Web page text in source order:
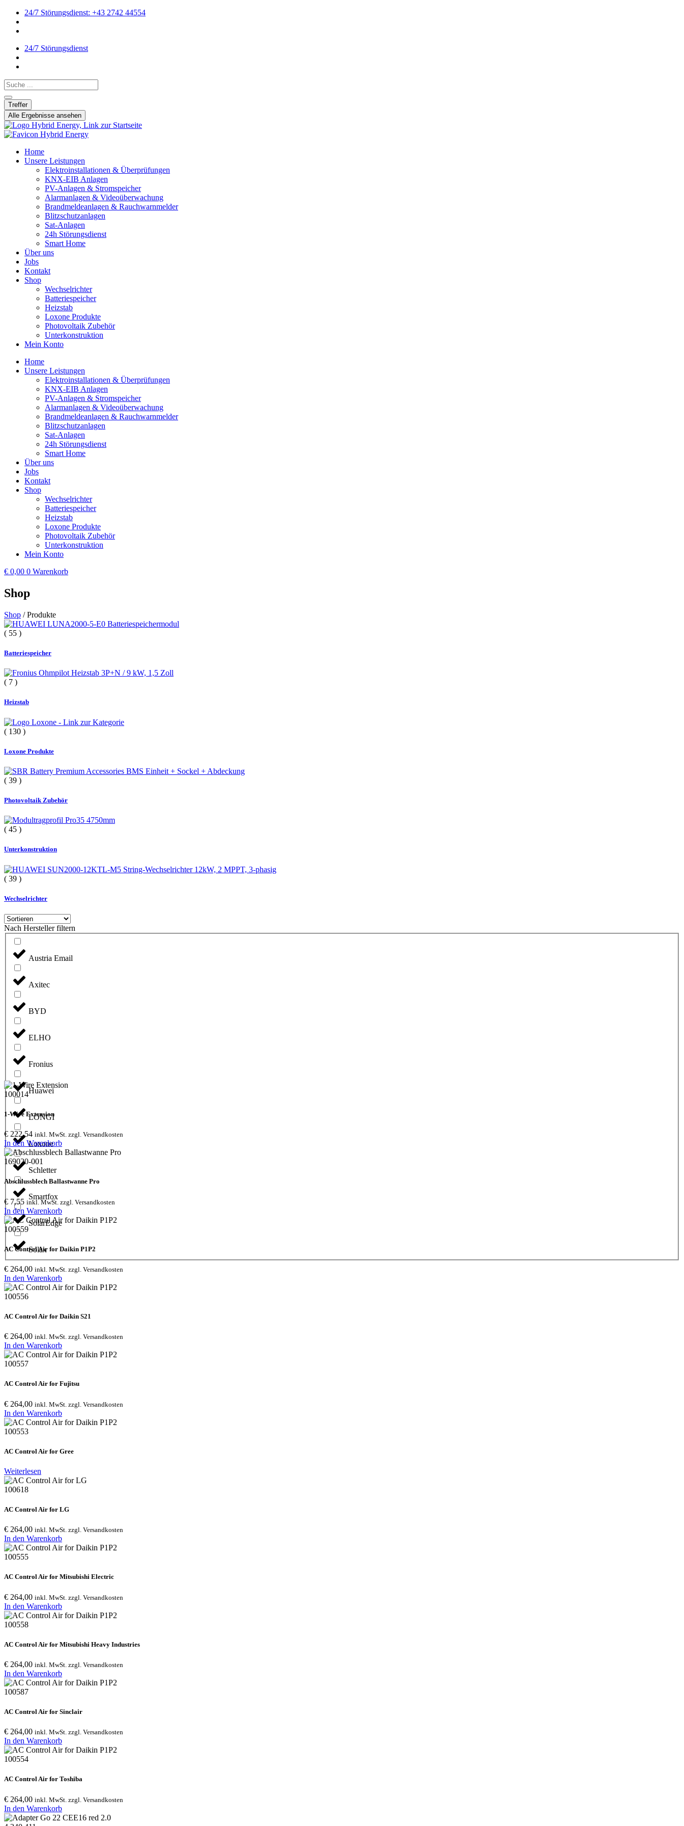
24/7 Störungsdienst: +43 2742 44554
24/7 Störungsdienst
Search ...
Treffer
Alle Ergebnisse ansehen
Home
Unsere Leistungen
Elektroinstallationen & Überprüfungen
KNX-EIB Anlagen
PV-Anlagen & Stromspeicher
Alarmanlagen & Videoüberwachung
Brandmeldeanlagen & Rauchwarnmelder
Blitzschutzanlagen
Sat-Anlagen
24h Störungsdienst
Smart Home
Über uns
Jobs
Kontakt
Shop
Wechselrichter
Batteriespeicher
Heizstab
Loxone Produkte
Photovoltaik Zubehör
Unterkonstruktion
Mein Konto
Home
Unsere Leistungen
Elektroinstallationen & Überprüfungen
KNX-EIB Anlagen
PV-Anlagen & Stromspeicher
Alarmanlagen & Videoüberwachung
Brandmeldeanlagen & Rauchwarnmelder
Blitzschutzanlagen
Sat-Anlagen
24h Störungsdienst
Smart Home
Über uns
Jobs
Kontakt
Shop
Wechselrichter
Batteriespeicher
Heizstab
Loxone Produkte
Photovoltaik Zubehör
Unterkonstruktion
Mein Konto
€ 0,00 0 Warenkorb
Shop
Shop / Produkte
( 55 )
Batteriespeicher
( 7 )
Heizstab
( 130 )
Loxone Produkte
( 39 )
Photovoltaik Zubehör
( 45 )
Unterkonstruktion
( 39 )
Wechselrichter
Nach Hersteller filtern
Austria Email
Axitec
BYD
ELHO
Fronius
Huawei
LONGI
Loxone
Schletter
Smartfox
SolarEdge
Solax
100014
1-Wire Extension
€ 222,54 inkl. MwSt. zzgl. Versandkosten
In den WarenkorbIn den Warenkorb: 1-Wire Extension
169020-001
Abschlussblech Ballastwanne Pro
€ 7,55 inkl. MwSt. zzgl. Versandkosten
In den WarenkorbIn den Warenkorb: Abschlussblech Ballastwanne Pro
100559
AC Control Air for Daikin P1P2
€ 264,00 inkl. MwSt. zzgl. Versandkosten
In den WarenkorbIn den Warenkorb: AC Control Air for Daikin P1P2
100556
AC Control Air for Daikin S21
€ 264,00 inkl. MwSt. zzgl. Versandkosten
In den WarenkorbIn den Warenkorb: AC Control Air for Daikin S21
100557
AC Control Air for Fujitsu
€ 264,00 inkl. MwSt. zzgl. Versandkosten
In den WarenkorbIn den Warenkorb: AC Control Air for Fujitsu
100553
AC Control Air for Gree
Weiterlesen
100618
AC Control Air for LG
€ 264,00 inkl. MwSt. zzgl. Versandkosten
In den WarenkorbIn den Warenkorb: AC Control Air for LG
100555
AC Control Air for Mitsubishi Electric
€ 264,00 inkl. MwSt. zzgl. Versandkosten
In den WarenkorbIn den Warenkorb: AC Control Air for Mitsubishi Electric
100558
AC Control Air for Mitsubishi Heavy Industries
€ 264,00 inkl. MwSt. zzgl. Versandkosten
In den WarenkorbIn den Warenkorb: AC Control Air for Mitsubishi Heavy Industries
100587
AC Control Air for Sinclair
€ 264,00 inkl. MwSt. zzgl. Versandkosten
In den WarenkorbIn den Warenkorb: AC Control Air for Sinclair
100554
AC Control Air for Toshiba
€ 264,00 inkl. MwSt. zzgl. Versandkosten
In den WarenkorbIn den Warenkorb: AC Control Air for Toshiba